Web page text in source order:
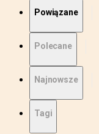
Powiązane
Polecane
Najnowsze
Tagi